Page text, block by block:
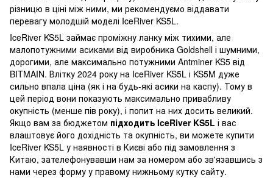
різницю в ціні між ними, ми рекомендуємо віддавати
перевагу молодшій моделі IceRiver KS5L.
IceRiver KS5L займає проміжну ланку між тихими, але
малопотужними асиками від виробника Goldshell і шумними,
дорогими, але максимально потужними Antminer KS5 від
BITMAIN. Влітку 2024 року на IceRiver KS5L і KS5M дуже
сильно впала ціна (як і на будь-які асики на каспу). Тому в
цей період вони показують максимально привабливу
окупність (менше пів року), і попит на них досить великий.
Якщо вам за бюджетом підходить IceRiver KS5L і вас
влаштовує його дохідність та окупність, ви можете купити
IceRiver KS5L у наявності в Києві або під замовлення з
Китаю, зателефонувавши нам за номером або зв'язавшись з
нами через форму у правому нижньому кутку сайту.